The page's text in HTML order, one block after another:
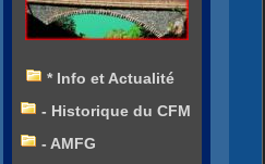
* Info et Actualité
- Historique du CFM
- AMFG